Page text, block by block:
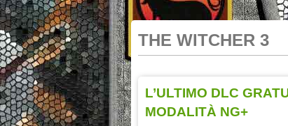
THE WITCHER 3
L’ULTIMO DLC
MODALITÀ NG+